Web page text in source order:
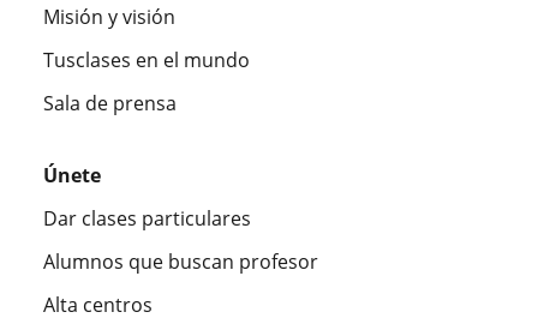
Misión y visión
Tusclases en el mundo
Sala de prensa
Únete
Dar clases particulares
Alumnos que buscan profesor
Alta centros